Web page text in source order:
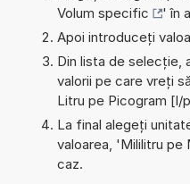
Volum specific
' în
Apoi introduceți
Din lista de selecție,
valorii pe care vreți
Litru pe Picogram [l/
La final alegeți
valoarea, 'Mililitru pe
caz.